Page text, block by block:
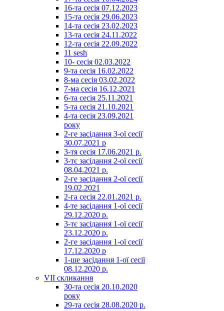
16-та сесія 07.12.2023
15-та сесія 29.06.2023
14-та сесія 23.02.2023
13-та сесія 24.11.2022
12-та сесія 22.09.2022
11 sesh
10- сесія 02.03.2022
9-та сесія 16.02.2022
8-ма сесія 03.02.2022
7-ма сесія 16.12.2021
6-та сесія 25.11.2021
5-та сесія 21.10.2021
4-та сесія 23.09.2021
року
2-ге засідання 3-ої сесії
30.07.2021 р
3-тя сесія 17.06.2021 р.
3-тє засідання 2-ої сесії
08.04.2021 р.
2-ге засідання 2-ої сесії
19.02.2021
2-га сесія 22.01.2021 р.
4-те засідання 1-ої сесії
29.12.2020 р.
3-тє засідання 1-ої сесії
23.12.2020 р.
2-ге засідання 1-ої сесії
17.12.2020 р
1-ше засідання 1-ої сесії
08.12.2020 р.
VII скликання
30-та сесія 20.10.2020
року
29-та сесія 28.08.2020 р.